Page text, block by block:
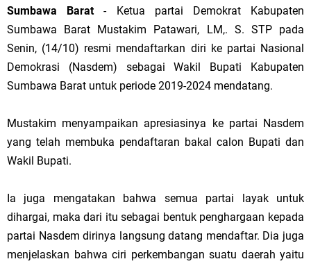
Sumbawa Barat- Ketua partai Demokrat Kabupaten
Sumbawa Barat Mustakim Patawari, LM,. S. STP pada
Senin, (14/10) resmi mendaftarkan diri ke partai Nasional
Demokrasi (Nasdem) sebagai Wakil Bupati Kabupaten
Sumbawa Barat untuk periode 2019-2024 mendatang.
Mustakim menyampaikan apresiasinya ke partai Nasdem
yang telah membuka pendaftaran bakal calon Bupati dan
Wakil Bupati.
Ia juga mengatakan bahwa semua partai layak untuk
dihargai, maka dari itu sebagai bentuk penghargaan kepada
partai Nasdem dirinya langsung datang mendaftar. Dia juga
menjelaskan bahwa ciri perkembangan suatu daerah yaitu